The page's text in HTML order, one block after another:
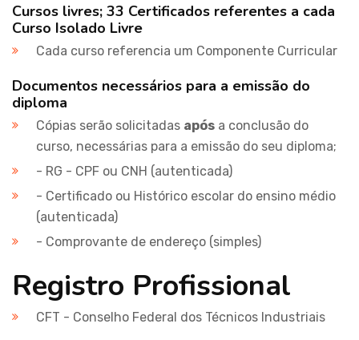
Cursos livres; 33 Certificados referentes a cada
Curso Isolado Livre
Cada curso referencia um Componente Curricular
Documentos necessários para a emissão do
diploma
Cópias serão solicitadas após a conclusão do
curso, necessárias para a emissão do seu diploma;
- RG - CPF ou CNH (autenticada)
- Certificado ou Histórico escolar do ensino médio
(autenticada)
- Comprovante de endereço (simples)
Registro Profissional
CFT - Conselho Federal dos Técnicos Industriais